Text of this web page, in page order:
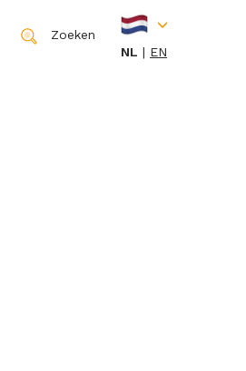
Zoeken
NL
EN